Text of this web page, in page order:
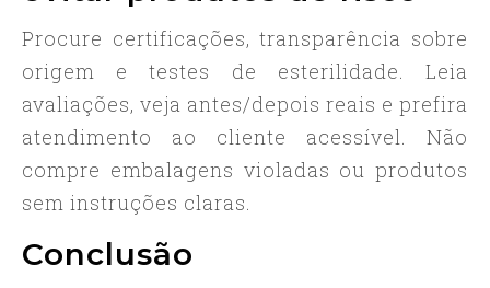
Procure certificações, transparência sobre
origem e testes de esterilidade. Leia
avaliações, veja antes/depois reais e prefira
atendimento ao cliente acessível. Não
compre embalagens violadas ou produtos
sem instruções claras.
Conclusão